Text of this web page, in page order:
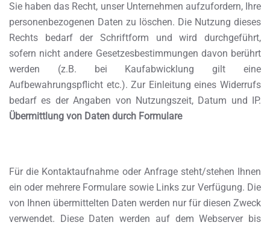
Sie haben das Recht, unser Unternehmen aufzufordern, Ihre
personenbezogenen Daten zu löschen. Die Nutzung dieses
Rechts bedarf der Schriftform und wird durchgeführt,
sofern nicht andere Gesetzesbestimmungen davon berührt
werden (z.B. bei Kaufabwicklung gilt eine
Aufbewahrungspflicht etc.). Zur Einleitung eines Widerrufs
bedarf es der Angaben von Nutzungszeit, Datum und IP.
Übermittlung von Daten durch Formulare
Für die Kontaktaufnahme oder Anfrage steht/stehen Ihnen
ein oder mehrere Formulare sowie Links zur Verfügung. Die
von Ihnen übermittelten Daten werden nur für diesen Zweck
verwendet. Diese Daten werden auf dem Webserver bis